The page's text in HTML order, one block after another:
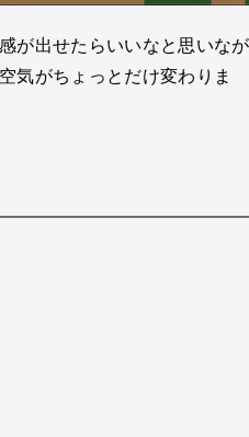
が出せたらいいなと思いなが
気がちょっとだけ変わりま